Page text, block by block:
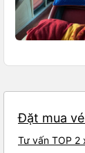
Đặt mua
Tư vấn TOP